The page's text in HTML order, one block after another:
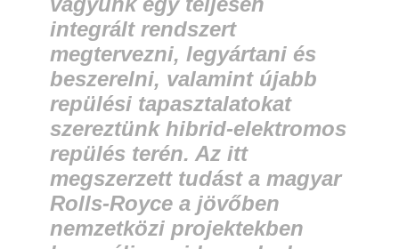
integrált rendszert
megtervezni, legyártani és
beszerelni, valamint újabb
repülési tapasztalatokat
szereztünk hibrid-elektromos
repülés terén. Az itt
megszerzett tudást a magyar
Rolls-Royce a jövőben
nemzetközi projektekben